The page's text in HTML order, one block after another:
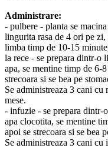
Administrare:
- pulbere - planta se
lingurita rasa de 4 ori pe
limba timp de 10-15
la rece - se prepara dintr-o
apa, se mentine timp de 6-
strecoara si se bea pe
Se administreaza 3 cani
mese.
- infuzie - se prepara dintr-
apa clocotita, se mentine
apoi se strecoara si se bea
Se administreaza 3 cani